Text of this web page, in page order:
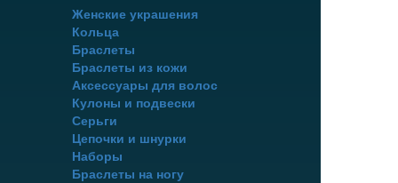
Женские украшения
Кольца
Браслеты
Браслеты из кожи
Аксессуары для волос
Кулоны и подвески
Серьги
Цепочки и шнурки
Наборы
Браслеты на ногу